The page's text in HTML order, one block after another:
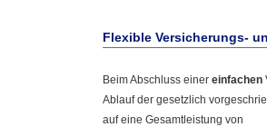
Flexible Versicherungs-
Beim Abschluss einereinfachen
Ablauf der gesetzlich
auf eine Gesamtleistung von